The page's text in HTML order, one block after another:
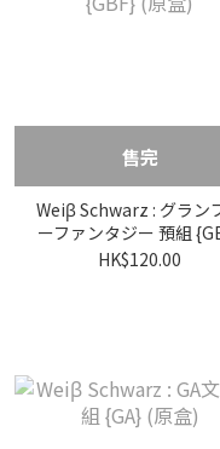
售完
Weiβ Schwarz : グラン
ーファンタジー 預組
(原盒)
HK$120.00